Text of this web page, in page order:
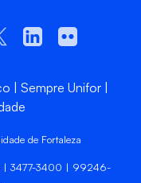
Sempre Unifor
de Fortaleza
| 3477-3400 | 99246-